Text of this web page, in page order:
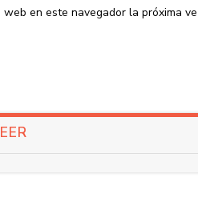
en este navegador la próxima